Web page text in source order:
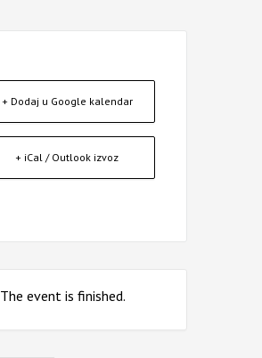
+ Dodaj u Google kalendar
+ iCal / Outlook izvoz
The event is finished.